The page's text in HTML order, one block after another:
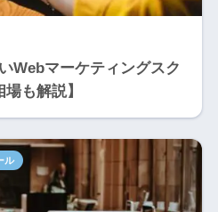
Webマーケティングスク
も解説】
ル